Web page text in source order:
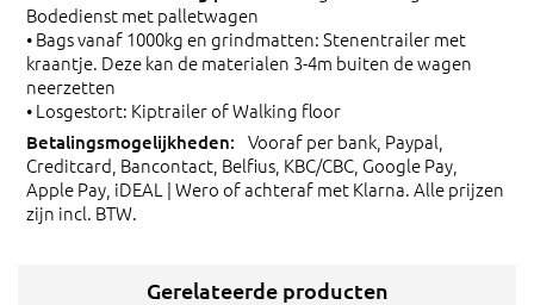
Bodedienst met palletwagen
• Bags vanaf 1000kg en grindmatten: Stenentrailer met
kraantje. Deze kan de materialen 3-4m buiten de wagen
neerzetten
• Losgestort: Kiptrailer of Walking floor
Vooraf per bank, Paypal,
Creditcard, Bancontact, Belfius, KBC/CBC, Google Pay,
Apple Pay, iDEAL | Wero of achteraf met Klarna. Alle prijzen
zijn incl. BTW.
Gerelateerde producten